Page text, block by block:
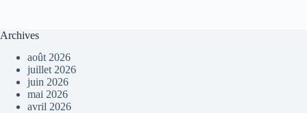
Archives
août 2026
juillet 2026
juin 2026
mai 2026
avril 2026